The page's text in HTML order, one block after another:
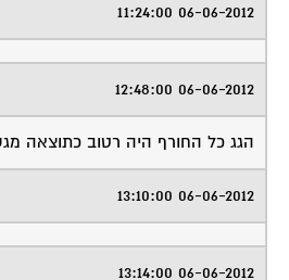
06-06-2012 11:24:00
06-06-2012 12:48:00
הגג כל החורף היה רטוב כתוצאה
06-06-2012 13:10:00
06-06-2012 13:14:00